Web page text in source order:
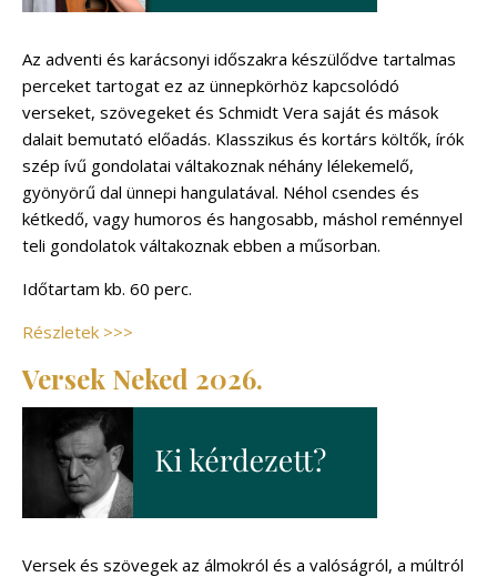
Az adventi és karácsonyi időszakra készülődve tartalmas
perceket tartogat ez az ünnepkörhöz kapcsolódó
verseket, szövegeket és Schmidt Vera saját és mások
dalait bemutató előadás. Klasszikus és kortárs költők, írók
szép ívű gondolatai váltakoznak néhány lélekemelő,
gyönyörű dal ünnepi hangulatával. Néhol csendes és
kétkedő, vagy humoros és hangosabb, máshol reménnyel
teli gondolatok váltakoznak ebben a műsorban.
Időtartam kb. 60 perc.
Részletek >>>
Versek Neked 2026.
Versek és szövegek az álmokról és a valóságról, a múltról